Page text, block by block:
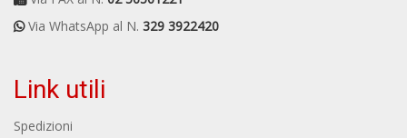
Via WhatsApp al N. 329 3922420
Link utili
Spedizioni